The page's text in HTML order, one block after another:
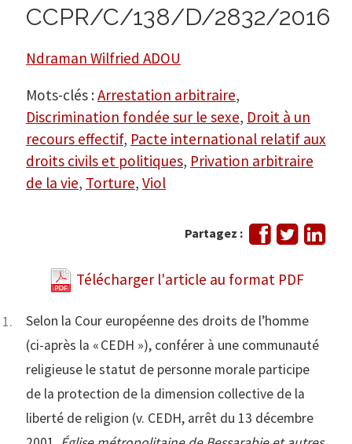
CCPR/C/138/D/2832/2016
Ndraman Wilfried ADOU
Mots-clés :Arrestation arbitraire,
Discrimination fondée sur le sexe, Droit à un
recours effectif, Pacte international relatif aux
droits civils et politiques, Privation arbitraire
de la vie, Torture, Viol
Partagez :
Partager
sur
Tweeter
Télécharger l'article au format PDF
Selon la Cour européenne des droits de l’homme
(ci-après la « CEDH »), conférer à une communauté
religieuse le statut de personne morale participe
de la protection de la dimension collective de la
liberté de religion (v. CEDH, arrêt du 13 décembre